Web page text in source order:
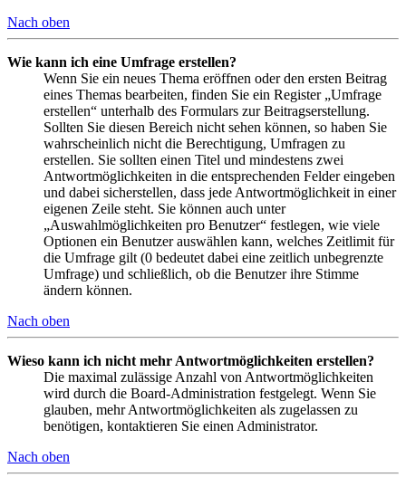
Nach oben
Wie kann ich eine Umfrage erstellen?
Wenn Sie ein neues Thema eröffnen oder den ersten Beitrag
eines Themas bearbeiten, finden Sie ein Register „Umfrage
erstellen“ unterhalb des Formulars zur Beitragserstellung.
Sollten Sie diesen Bereich nicht sehen können, so haben Sie
wahrscheinlich nicht die Berechtigung, Umfragen zu
erstellen. Sie sollten einen Titel und mindestens zwei
Antwortmöglichkeiten in die entsprechenden Felder eingeben
und dabei sicherstellen, dass jede Antwortmöglichkeit in einer
eigenen Zeile steht. Sie können auch unter
„Auswahlmöglichkeiten pro Benutzer“ festlegen, wie viele
Optionen ein Benutzer auswählen kann, welches Zeitlimit für
die Umfrage gilt (0 bedeutet dabei eine zeitlich unbegrenzte
Umfrage) und schließlich, ob die Benutzer ihre Stimme
ändern können.
Nach oben
Wieso kann ich nicht mehr Antwortmöglichkeiten erstellen?
Die maximal zulässige Anzahl von Antwortmöglichkeiten
wird durch die Board-Administration festgelegt. Wenn Sie
glauben, mehr Antwortmöglichkeiten als zugelassen zu
benötigen, kontaktieren Sie einen Administrator.
Nach oben